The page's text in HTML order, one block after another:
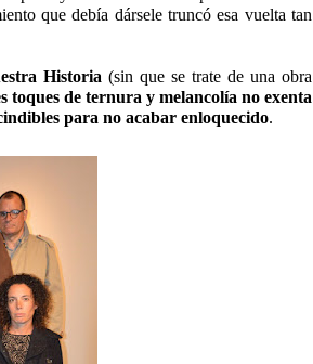
que debía dársele truncó esa vuelta tan
Historia (sin que se trate de una obra
de ternura y melancolía no exenta
para no acabar enloquecido.